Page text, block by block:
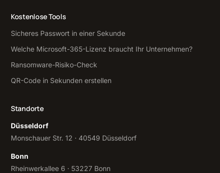
Kostenlose Tools
Sicheres Passwort in einer Sekunde
Welche Microsoft-365-Lizenz braucht Ihr Unternehmen?
Ransomware-Risiko-Check
QR-Code in Sekunden erstellen
Standorte
Düsseldorf
Monschauer Str. 12 · 40549 Düsseldorf
Bonn
Rheinwerkallee 6 · 53227 Bonn